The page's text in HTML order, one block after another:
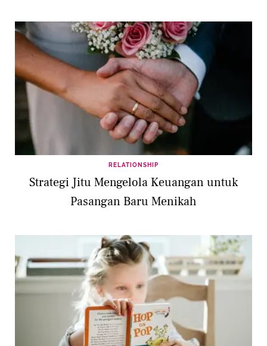
RELATIONSHIP
Strategi Jitu Mengelola Keuangan untuk
Pasangan Baru Menikah